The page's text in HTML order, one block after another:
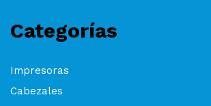
Categorías
Impresoras
Cabezales